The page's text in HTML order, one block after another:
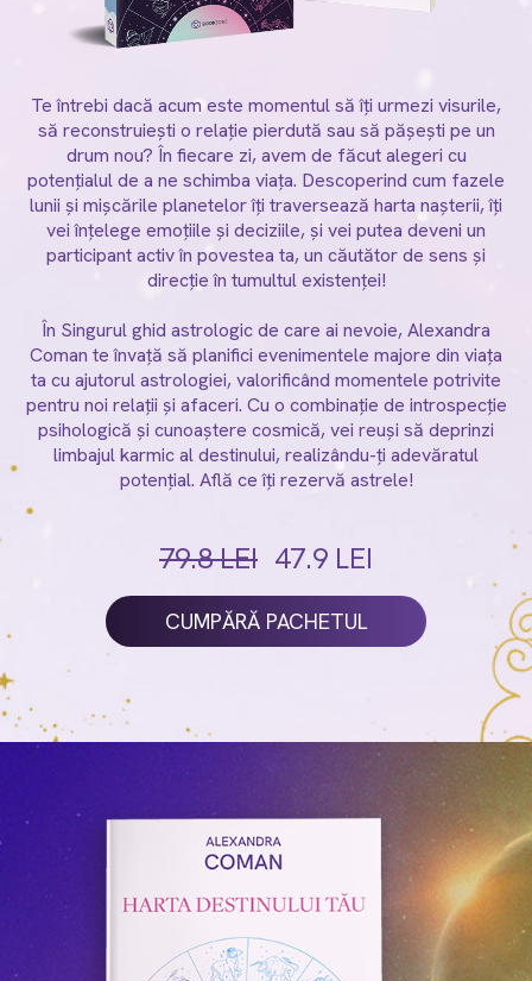
Te întrebi dacă acum este momentul să îți urmezi visurile,
să reconstruiești o relație pierdută sau să pășești pe un
drum nou? În fiecare zi, avem de făcut alegeri cu
potențialul de a ne schimba viața. Descoperind cum fazele
lunii și mișcările planetelor îți traversează harta nașterii, îți
vei înțelege emoțiile și deciziile, și vei putea deveni un
participant activ în povestea ta, un căutător de sens și
direcție în tumultul existenței!
În Singurul ghid astrologic de care ai nevoie, Alexandra
Coman te învață să planifici evenimentele majore din viața
ta cu ajutorul astrologiei, valorificând momentele potrivite
pentru noi relații și afaceri. Cu o combinație de introspecție
psihologică și cunoaștere cosmică, vei reuși să deprinzi
limbajul karmic al destinului, realizându-ți adevăratul
potențial. Află ce îți rezervă astrele!
79.8 LEI 47.9 LEI
CUMPĂRĂ PACHETUL